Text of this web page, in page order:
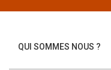
QUI SOMMES NOUS ?